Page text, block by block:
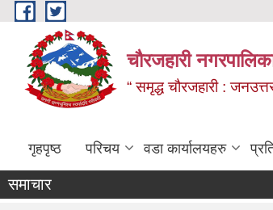
Skip to main content
चौरजहारी
“ समृद्ध चौरजहारी :
गृहपृष्ठ परिचय वडा कार्यालयहरु
समाचार